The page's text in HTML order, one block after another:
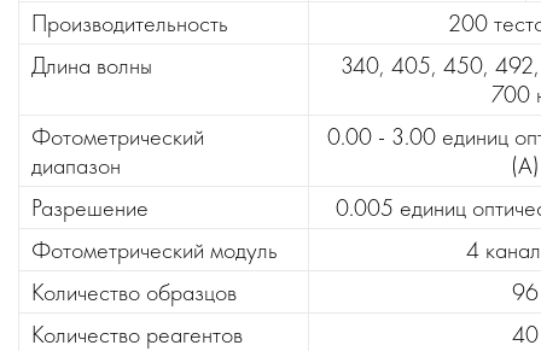
Производительность
200
Длина волны
340, 405, 450,
700
Фотометрический
диапазон
0.00 - 3.00 единиц
(А)
Разрешение
0.005 единиц
Фотометрический модуль
4
Количество образцов
96
Количество реагентов
40